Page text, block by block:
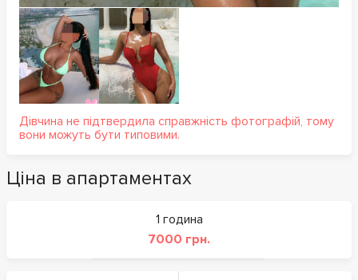
Дівчина не підтвердила справжність фотографій, тому
вони можуть бути типовими.
Ціна в апартаментах
1 година
7000 грн.